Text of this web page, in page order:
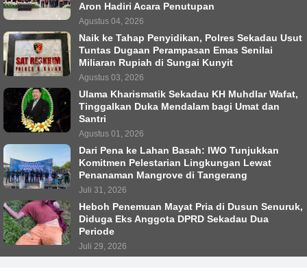
Aron Hadiri Acara Penutupan
Agustus 04, 2026
Naik ke Tahap Penyidikan, Polres Sekadau Usut
Tuntas Dugaan Perampasan Emas Senilai
Miliaran Rupiah di Sungai Kunyit
Agustus 03, 2026
Ulama Kharismatik Sekadau KH Muhdlar Wafat,
Tinggalkan Duka Mendalam bagi Umat dan
Santri
Agustus 01, 2026
Dari Pena ke Lahan Basah: IWO Tunjukkan
Komitmen Pelestarian Lingkungan Lewat
Penanaman Mangrove di Tangerang
Juli 31, 2026
Heboh Penemuan Mayat Pria di Dusun Senuruk,
Diduga Eks Anggota DPRD Sekadau Dua
Periode
Juli 29, 2026